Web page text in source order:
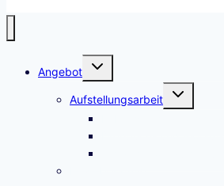
Angebot
Toggle
child
Aufstellungsarbeit
Toggle
child